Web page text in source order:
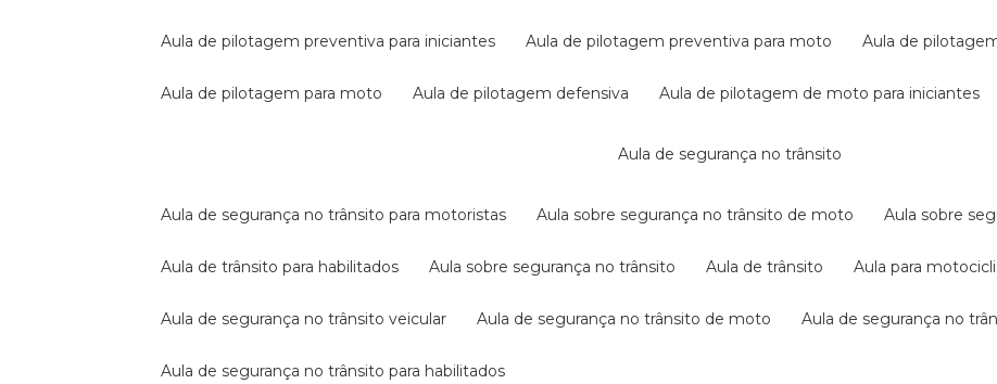
aula de pilotagem preventiva para iniciantes aula de pilotagem preventiva para moto aula de
aula de pilotagem para moto aula de pilotagem defensiva aula de pilotagem de moto para iniciantes
aula de segurança no trânsito
aula de segurança no trânsito para motoristas aula sobre segurança no trânsito de moto aula sobre
aula de trânsito para habilitados aula sobre segurança no trânsito aula de trânsito aula para
aula de segurança no trânsito veicular aula de segurança no trânsito de moto aula de segurança no
aula de segurança no trânsito para habilitados